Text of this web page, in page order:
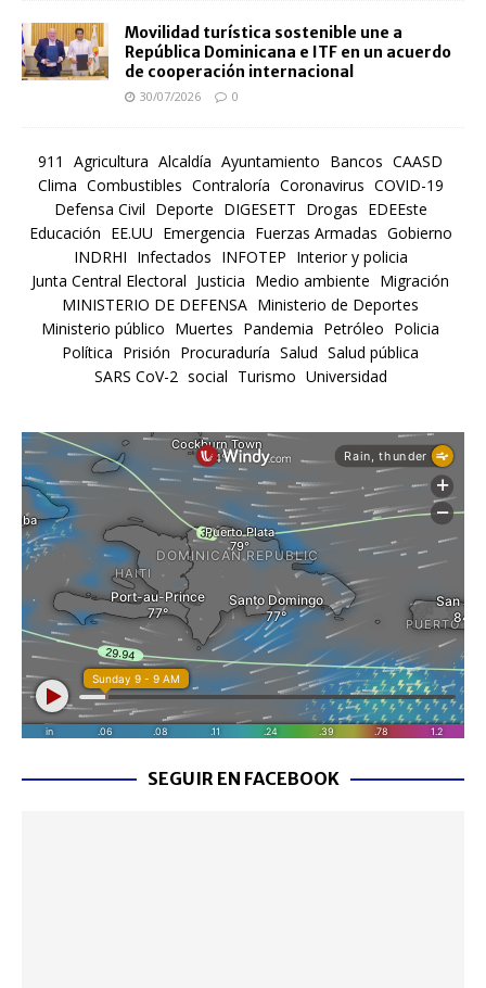
Movilidad turística sostenible une a
República Dominicana e ITF en un acuerdo
de cooperación internacional
30/07/2026 0
911 Agricultura Alcaldía Ayuntamiento Bancos CAASD
Clima Combustibles Contraloría Coronavirus COVID-19
Defensa Civil Deporte DIGESETT Drogas EDEEste
Educación EE.UU Emergencia Fuerzas Armadas Gobierno
INDRHI Infectados INFOTEP Interior y policia
Junta Central Electoral Justicia Medio ambiente Migración
MINISTERIO DE DEFENSA Ministerio de Deportes
Ministerio público Muertes Pandemia Petróleo Policia
Política Prisión Procuraduría Salud Salud pública
SARS CoV-2 social Turismo Universidad
SEGUIR EN FACEBOOK